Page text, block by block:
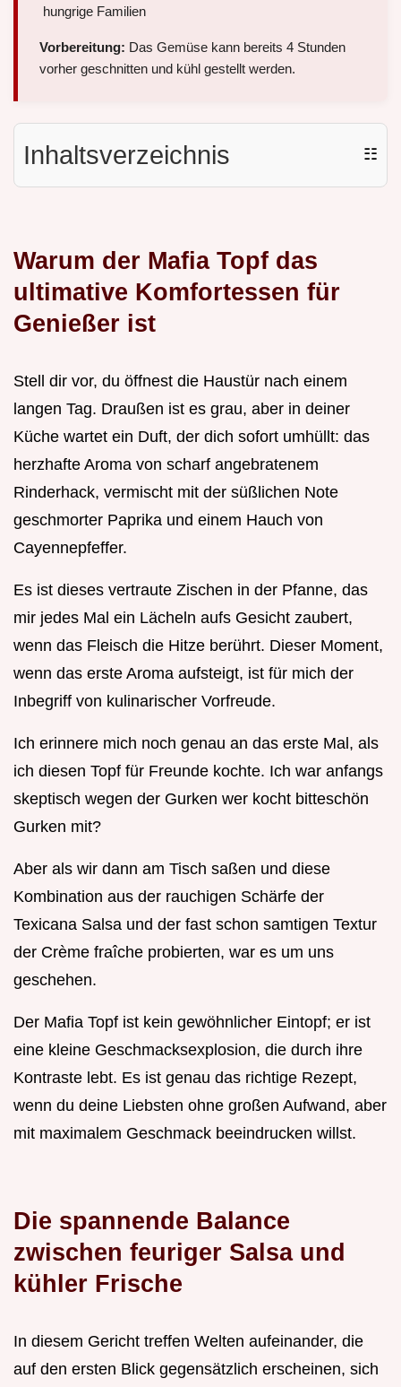
hungrige Familien
Vorbereitung: Das Gemüse kann bereits 4 Stunden
vorher geschnitten und kühl gestellt werden.
Inhaltsverzeichnis ☷
Warum der Mafia Topf das
ultimative Komfortessen für
Genießer ist
Stell dir vor, du öffnest die Haustür nach einem
langen Tag. Draußen ist es grau, aber in deiner
Küche wartet ein Duft, der dich sofort umhüllt: das
herzhafte Aroma von scharf angebratenem
Rinderhack, vermischt mit der süßlichen Note
geschmorter Paprika und einem Hauch von
Cayennepfeffer.
Es ist dieses vertraute Zischen in der Pfanne, das
mir jedes Mal ein Lächeln aufs Gesicht zaubert,
wenn das Fleisch die Hitze berührt. Dieser Moment,
wenn das erste Aroma aufsteigt, ist für mich der
Inbegriff von kulinarischer Vorfreude.
Ich erinnere mich noch genau an das erste Mal, als
ich diesen Topf für Freunde kochte. Ich war anfangs
skeptisch wegen der Gurken wer kocht bitteschön
Gurken mit?
Aber als wir dann am Tisch saßen und diese
Kombination aus der rauchigen Schärfe der
Texicana Salsa und der fast schon samtigen Textur
der Crème fraîche probierten, war es um uns
geschehen.
Der Mafia Topf ist kein gewöhnlicher Eintopf; er ist
eine kleine Geschmacksexplosion, die durch ihre
Kontraste lebt. Es ist genau das richtige Rezept,
wenn du deine Liebsten ohne großen Aufwand, aber
mit maximalem Geschmack beeindrucken willst.
Die spannende Balance
zwischen feuriger Salsa und
kühler Frische
In diesem Gericht treffen Welten aufeinander, die
auf den ersten Blick gegensätzlich erscheinen, sich